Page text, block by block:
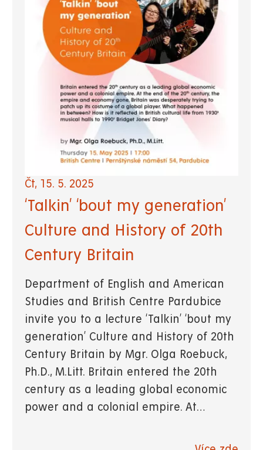
Čt, 15. 5. 2025
‘Talkin’ ‘bout my generation’
Culture and History of 20th
Century Britain
Department of English and American
Studies and British Centre Pardubice
invite you to a lecture ‘Talkin’ ‘bout my
generation’ Culture and History of 20th
Century Britain by Mgr. Olga Roebuck,
Ph.D., M.Litt. Britain entered the 20th
century as a leading global economic
power and a colonial empire. At…